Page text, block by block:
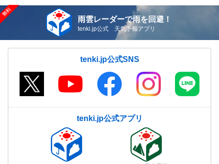
雨雲レーダーで雨を回避！
tenki.jp公式 天気予報アプリ
tenki.jp公式SNS
tenki.jp公式アプリ